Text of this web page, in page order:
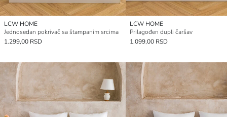
LCW HOME
Jednosedan pokrivač sa štampanim srcima
1.299,00 RSD
LCW HOME
Prilagođen dupli čaršav
1.099,00 RSD